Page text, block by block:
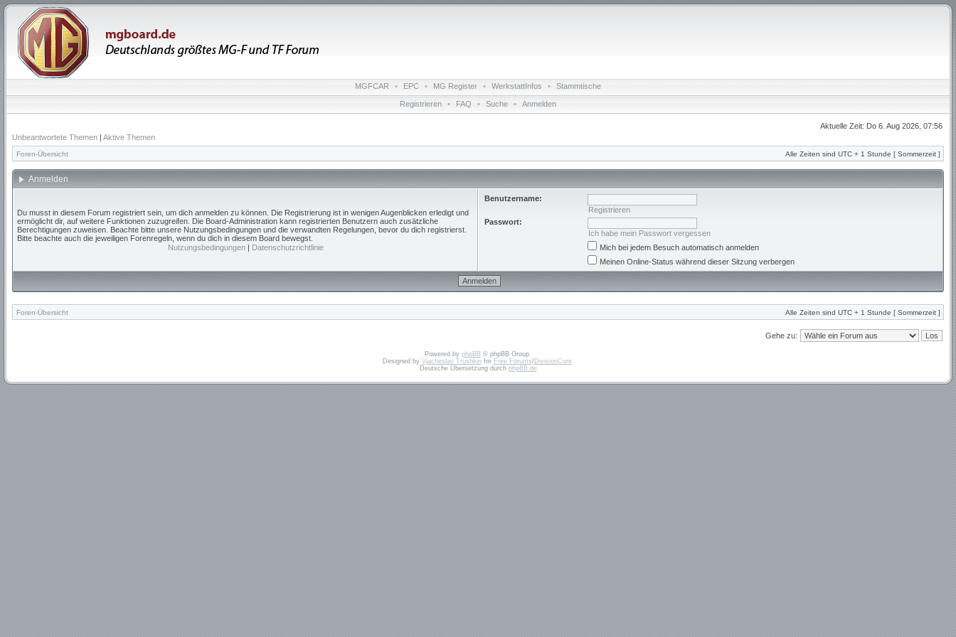
MGFCAR • EPC • MG Register • WerkstattInfos • Stammtische
Registrieren • FAQ • Suche • Anmelden
Aktuelle Zeit: Do 6. Aug 2026, 07:56
Unbeantwortete Themen | Aktive Themen
Foren-Übersicht Alle Zeiten sind UTC + 1 Stunde [ Sommerzeit ]
Anmelden
Du musst in diesem Forum registriert sein, um dich anmelden zu können. Die Registrierung ist in wenigen Augenblicken erledigt und
ermöglicht dir, auf weitere Funktionen zuzugreifen. Die Board-Administration kann registrierten Benutzern auch zusätzliche
Berechtigungen zuweisen. Beachte bitte unsere Nutzungsbedingungen und die verwandten Regelungen, bevor du dich registrierst.
Bitte beachte auch die jeweiligen Forenregeln, wenn du dich in diesem Board bewegst.
Nutzungsbedingungen| Datenschutzrichtlinie
Benutzername:
Registrieren
Passwort:
Ich habe mein Passwort vergessen
Mich bei jedem Besuch automatisch anmelden
Meinen Online-Status während dieser Sitzung verbergen
Foren-Übersicht Alle Zeiten sind UTC + 1 Stunde [ Sommerzeit ]
Gehe zu:
Powered by phpBB © phpBB Group.
Designed by Vjacheslav Trushkinfor Free Forums/DivisionCore.
Deutsche Übersetzung durch phpBB.de